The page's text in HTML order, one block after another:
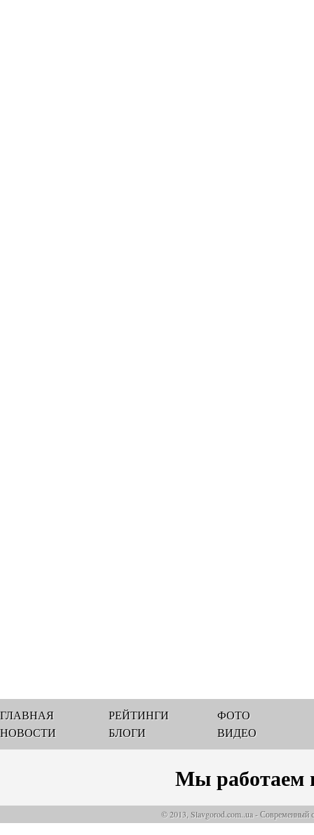
ГЛАВНАЯ
НОВОСТИ
РЕЙТИНГИ
БЛОГИ
ФОТО
ВИДЕО
Мы работаем
© 2013, Slavgorod.com..ua - Современный